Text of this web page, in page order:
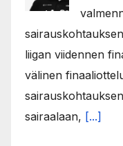
liigan viidennen
välinen
sairaalaan, [...]